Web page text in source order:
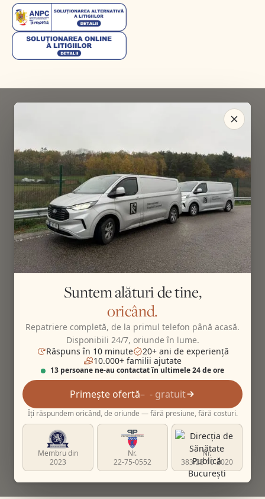
Suntem alături de tine,
oricând.
Repatriere completă, de la primul telefon până acasă.
Disponibili 24/7, oriunde în lume.
Răspuns în 10 minute
20+ ani de experiență
10.000+ familii ajutate
13 persoane ne-au contactat în ultimele 24 de ore
Primește ofertă - gratuit
Îți răspundem oricând, de oriunde — fără presiune, fără costuri.
Membru din
2023
Nr.
22-75-0552
Nr.
383/23.10.2020